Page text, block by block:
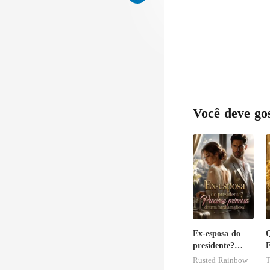
Você deve
Ex-esposa do
presidente?
Preciosa
Rusted Rainbow